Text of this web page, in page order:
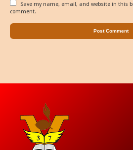
Save my name, email, and website in this
comment.